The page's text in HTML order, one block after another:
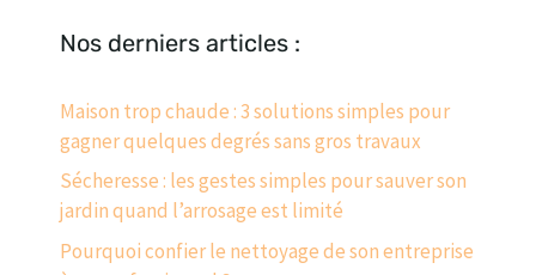
Nos derniers articles :
Maison trop chaude : 3 solutions simples pour
gagner quelques degrés sans gros travaux
Sécheresse : les gestes simples pour sauver son
jardin quand l’arrosage est limité
Pourquoi confier le nettoyage de son entreprise